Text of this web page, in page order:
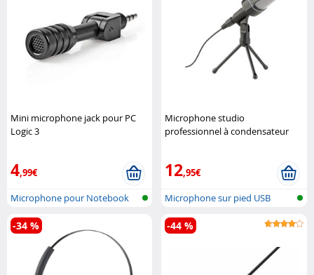
Mini microphone jack pour PC
Logic 3
4,99€
Microphone pour Notebook
Microphone studio
professionnel à condensateur
12,95€
Microphone sur pied USB
-34 % -44 %